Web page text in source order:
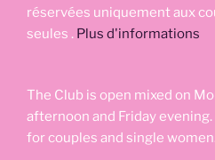
réservées uniquement aux
seules . Plus d'informations
The Club is open mixed on
afternoon and Friday
for couples and single women.